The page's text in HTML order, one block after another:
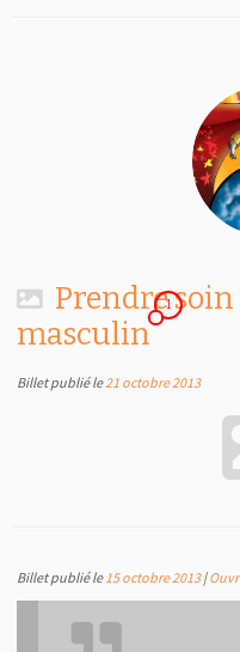
Prendre
masculin
1
Billet publié le21 octobre 2013
Billet publié le15 octobre 2013|